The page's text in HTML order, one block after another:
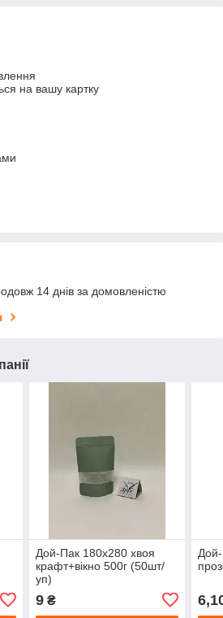
на вашу картку
14 днів за домовленістю
Дой-Пак 180х280 хвоя
крафт+вікно 500г (50шт/
уп)
9₴